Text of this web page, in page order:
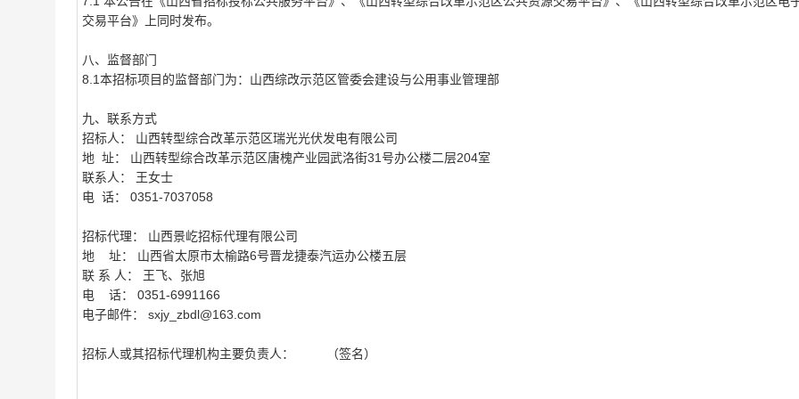
交易平台》上同时发布。
八、监督部门
8.1本招标项目的监督部门为：山西综改示范区管委会建设与公用事业管理部
九、联系方式
招标人： 山西转型综合改革示范区瑞光光伏发电有限公司
地 址： 山西转型综合改革示范区唐槐产业园武洛街31号办公楼二层204室
联系人： 王女士
电 话： 0351-7037058
招标代理： 山西景屹招标代理有限公司
地 址： 山西省太原市太榆路6号晋龙捷泰汽运办公楼五层
联 系 人： 王飞、张旭
电 话： 0351-6991166
电子邮件： sxjy_zbdl@163.com
招标人或其招标代理机构主要负责人： （签名）